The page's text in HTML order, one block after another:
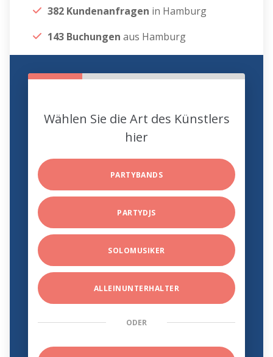
382 Kundenanfragen in Hamburg
143 Buchungen aus Hamburg
Wählen Sie die Art des Künstlers
hier
PARTYBANDS
PARTYDJS
SOLOMUSIKER
ALLEINUNTERHALTER
ODER